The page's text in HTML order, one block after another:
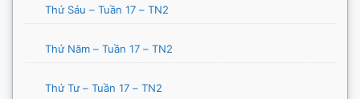
Thứ Sáu – Tuần 17 – TN2
Thứ Năm – Tuần 17 – TN2
Thứ Tư – Tuần 17 – TN2